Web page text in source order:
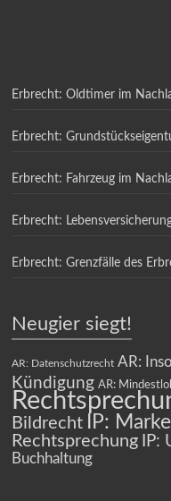
Erbrecht: Oldtimer im
Erbrecht:
Erbrecht: Fahrzeug im
Erbrecht:
Erbrecht: Grenzfälle des
Neugier siegt!
AR: Datenschutzrecht AR:
Kündigung AR:
Bildrecht
IP:
Rechtsprechung
Buchhaltung